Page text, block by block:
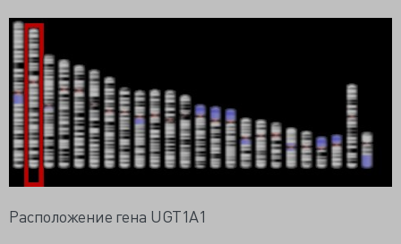
Расположение гена UGT1A1